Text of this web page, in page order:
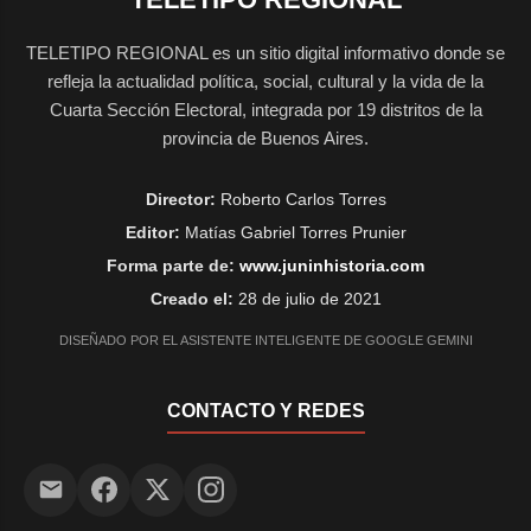
TELETIPO REGIONAL es un sitio digital informativo donde se
refleja la actualidad política, social, cultural y la vida de la
Cuarta Sección Electoral, integrada por 19 distritos de la
provincia de Buenos Aires.
Director: Roberto Carlos Torres
Editor: Matías Gabriel Torres Prunier
Forma parte de: www.juninhistoria.com
Creado el: 28 de julio de 2021
DISEÑADO POR EL ASISTENTE INTELIGENTE DE GOOGLE GEMINI
CONTACTO Y REDES